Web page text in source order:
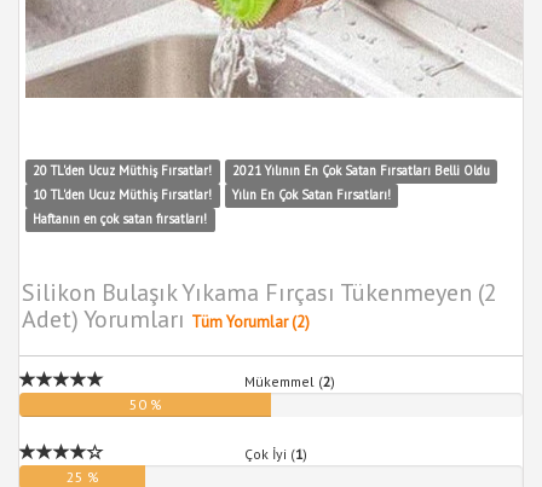
20 TL'den Ucuz Müthiş Fırsatlar!
2021 Yılının En Çok Satan Fırsatları Belli Oldu
10 TL'den Ucuz Müthiş Fırsatlar!
Yılın En Çok Satan Fırsatları!
Haftanın en çok satan fırsatları!
Silikon Bulaşık Yıkama Fırçası Tükenmeyen (2
Adet) Yorumları Tüm Yorumlar (2)
Mükemmel (2)
50 %
Çok İyi (1)
25 %